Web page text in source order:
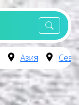
Азия